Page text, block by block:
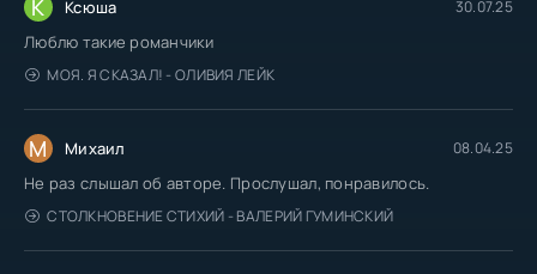
К Ксюша 30.07.25
Люблю такие романчики
МОЯ. Я СКАЗАЛ! - ОЛИВИЯ ЛЕЙК
М Михаил 08.04.25
Не раз слышал об авторе. Прослушал, понравилось.
СТОЛКНОВЕНИЕ СТИХИЙ - ВАЛЕРИЙ ГУМИНСКИЙ